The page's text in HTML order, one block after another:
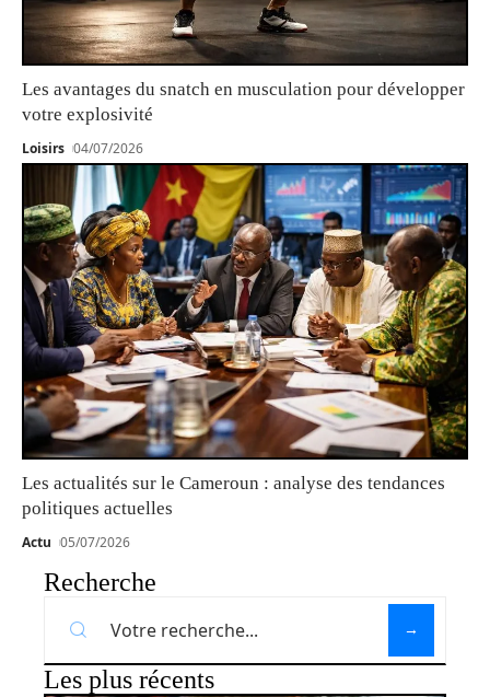
Les avantages du snatch en musculation pour développer
votre explosivité
Loisirs 04/07/2026
Les actualités sur le Cameroun : analyse des tendances
politiques actuelles
Actu 05/07/2026
Recherche
Les plus récents